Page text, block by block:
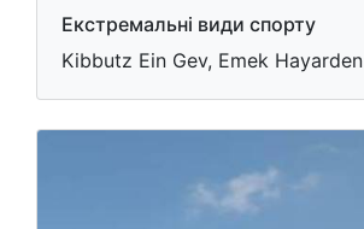
Екстремальні види спорту
Kibbutz Ein Gev, Emek Hayarden